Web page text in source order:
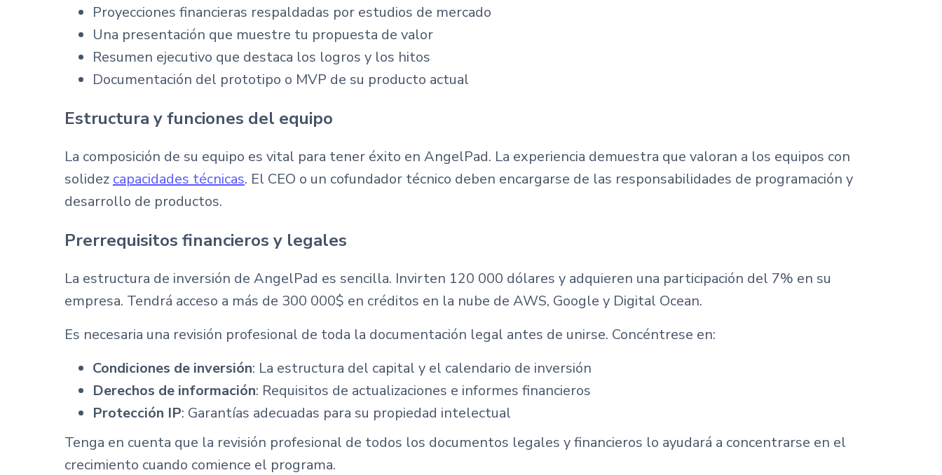
Proyecciones financieras respaldadas por estudios de mercado
Una presentación que muestre tu propuesta de valor
Resumen ejecutivo que destaca los logros y los hitos
Documentación del prototipo o MVP de su producto actual
Estructura y funciones del equipo
La composición de su equipo es vital para tener éxito en AngelPad. La experiencia demuestra que valoran a los equipos con
solidez capacidades técnicas. El CEO o un cofundador técnico deben encargarse de las responsabilidades de programación y
desarrollo de productos.
Prerrequisitos financieros y legales
La estructura de inversión de AngelPad es sencilla. Invirten 120 000 dólares y adquieren una participación del 7% en su
empresa. Tendrá acceso a más de 300 000$ en créditos en la nube de AWS, Google y Digital Ocean.
Es necesaria una revisión profesional de toda la documentación legal antes de unirse. Concéntrese en:
Condiciones de inversión: La estructura del capital y el calendario de inversión
Derechos de información: Requisitos de actualizaciones e informes financieros
Protección IP: Garantías adecuadas para su propiedad intelectual
Tenga en cuenta que la revisión profesional de todos los documentos legales y financieros lo ayudará a concentrarse en el
crecimiento cuando comience el programa.